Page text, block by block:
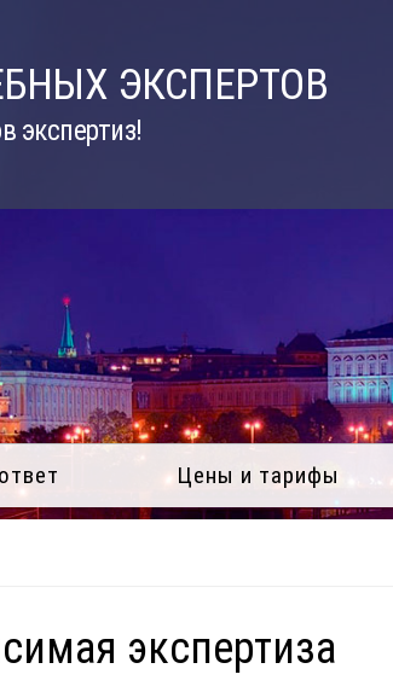
ЭКСПЕРТОВ
экспертиз!
Цены и тарифы
экспертиза